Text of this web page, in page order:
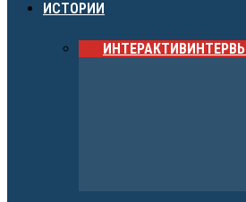
ИСТОРИИ
ИНТЕРАКТИВ